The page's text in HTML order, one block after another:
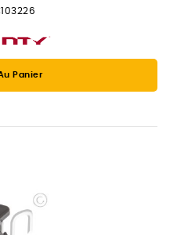
Panier